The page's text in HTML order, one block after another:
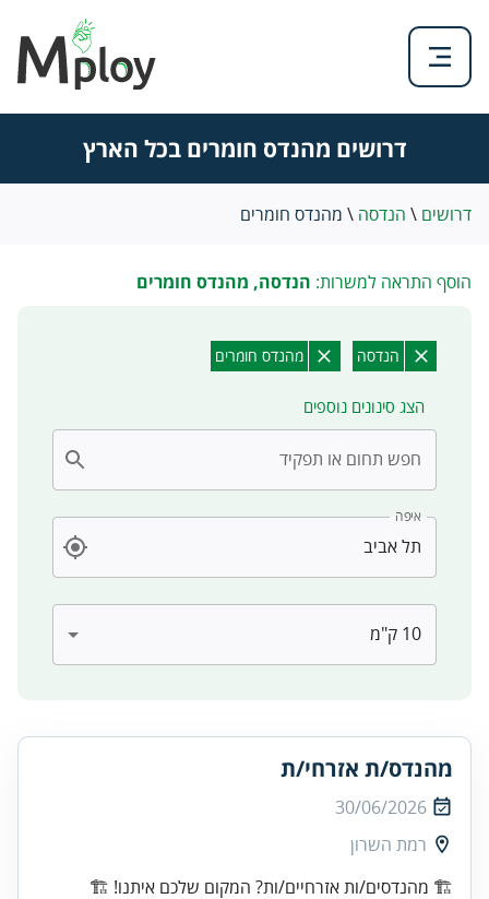
דרושים מהנדס חומרים בכל הארץ
דרושים \ הנדסה \ מהנדס חומרים
הוסף התראה למשרות: הנדסה, מהנדס חומרים
הנדסה מהנדס חומרים
הצג סינונים נוספים
חפש תחום או תפקיד
איפה
מהנדס/ת אזרחי/ת
30/06/2026
רמת השרון